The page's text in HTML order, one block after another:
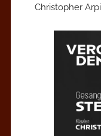
Christopher